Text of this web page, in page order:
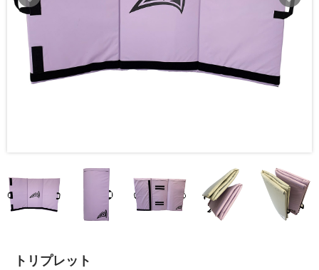
トリプレット